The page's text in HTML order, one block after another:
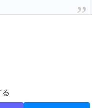
る